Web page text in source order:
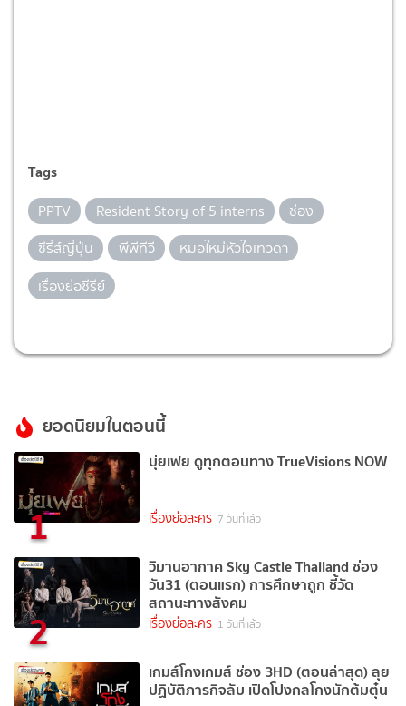
Tags
PPTV Resident Story of 5 interns
ช่อง
ซีรี่ส์ญี่ปุ่น
พีพีทีวี
หมอใหม่หัวใจเทวดา
เรื่องย่อซีรีย์
ยอดนิยมในตอนนี้
1
มุ่ยเฟย ดูทุกตอนทาง TrueVisions NOW
เรื่องย่อละคร 7 วันที่แล้ว
2
วิมานอากาศ Sky Castle Thailand ช่อง
วัน31 (ตอนแรก) การศึกษาถูก ชี้วัด
สถานะทางสังคม
เรื่องย่อละคร 1 วันที่แล้ว
เกมส์โกงเกมส์ ช่อง 3HD (ตอนล่าสุด) ลุย
ปฏิบัติภารกิจลับ เปิดโปงกลโกงนักต้มตุ๋น